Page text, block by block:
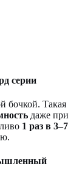
серии
бочкой. Такая
даже при
1 раз в 3–7